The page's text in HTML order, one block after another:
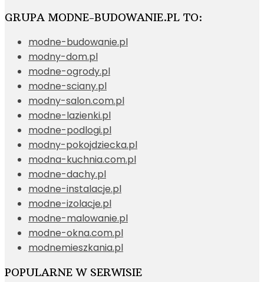
GRUPA MODNE-BUDOWANIE.PL TO:
modne-budowanie.pl
modny-dom.pl
modne-ogrody.pl
modne-sciany.pl
modny-salon.com.pl
modne-lazienki.pl
modne-podlogi.pl
modny-pokojdziecka.pl
modna-kuchnia.com.pl
modne-dachy.pl
modne-instalacje.pl
modne-izolacje.pl
modne-malowanie.pl
modne-okna.com.pl
modnemieszkania.pl
POPULARNE W SERWISIE